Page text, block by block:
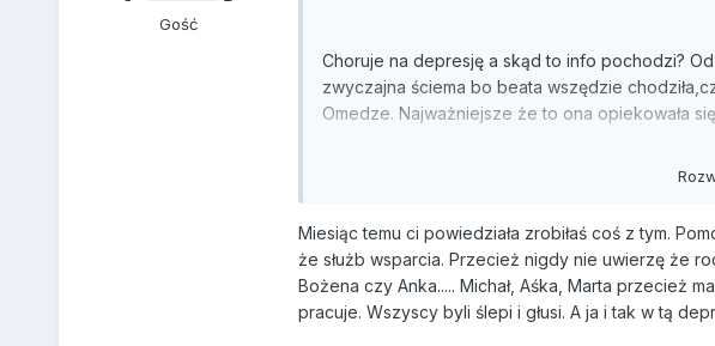
Gość
Choruje na depresję a skąd to info pochodzi?
zwyczajna ściema bo beata wszędzie
Omedze. Najważniejsze że to ona opiekowała
Miesiąc temu ci powiedziała zrobiłaś coś z tym.
że służb wsparcia. Przecież nigdy nie uwierzę że
Bożena czy Anka..... Michał, Aśka, Marta przecież
pracuje. Wszyscy byli ślepi i głusi. A ja i tak w tą